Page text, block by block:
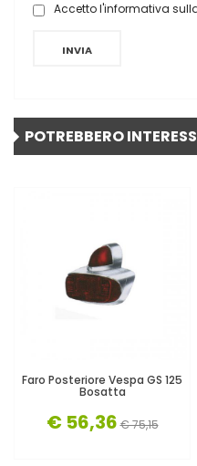
Accetto l'informativa
INVIA
POTREBBERO
Faro Posteriore Vespa GS 125
Bosatta
€ 56,36 € 75,15